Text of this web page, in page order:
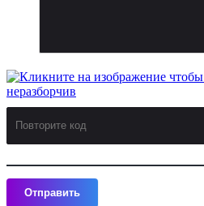
Отправить